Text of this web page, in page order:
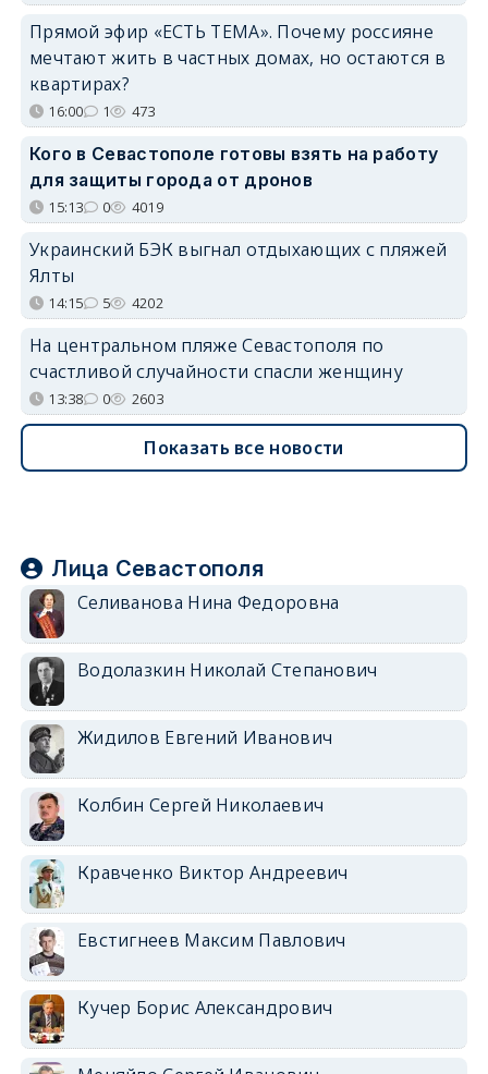
Прямой эфир «ЕСТЬ ТЕМА». Почему россияне
мечтают жить в частных домах, но остаются в
квартирах?
16:00 1 473
Кого в Севастополе готовы взять на работу
для защиты города от дронов
15:13 0 4019
Украинский БЭК выгнал отдыхающих с пляжей
Ялты
14:15 5 4202
На центральном пляже Севастополя по
счастливой случайности спасли женщину
13:38 0 2603
Показать все новости
Лица Севастополя
Селиванова Нина Федоровна
Водолазкин Николай Степанович
Жидилов Евгений Иванович
Колбин Сергей Николаевич
Кравченко Виктор Андреевич
Евстигнеев Максим Павлович
Кучер Борис Александрович